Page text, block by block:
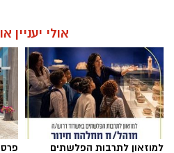
אולי יעניין
למוזאון לתרבות הפלשתים